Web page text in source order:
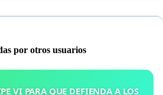
por otros usuarios
VI PARA QUE DEFIENDA A LOS